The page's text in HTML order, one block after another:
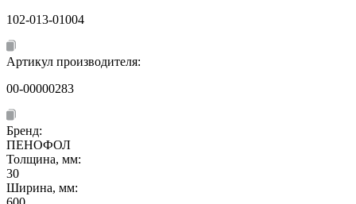
102-013-01004
Артикул производителя:
00-00000283
Бренд:
ПЕНОФОЛ
Толщина, мм:
30
Ширина, мм: